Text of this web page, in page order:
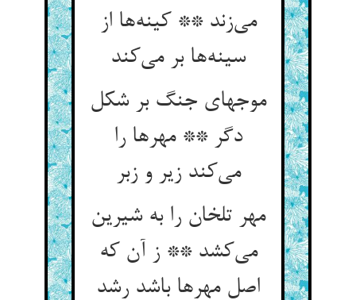
می‌‌زند ** کینه‌‌ها از
سینه‌‌ها بر می‌‌کند
موجهای جنگ بر شکل
دگر ** مهرها را
می‌‌کند زیر و زبر
مهر تلخان را به شیرین
می‌‌کشد ** ز آن که
اصل مهرها باشد رشد